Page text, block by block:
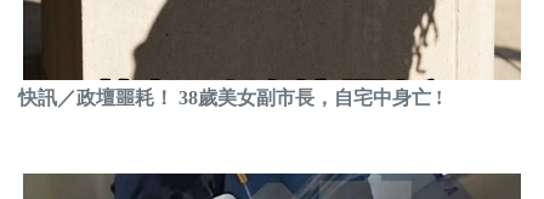
快訊／政壇噩耗！ 38歲美女副市長，自宅中身亡 !